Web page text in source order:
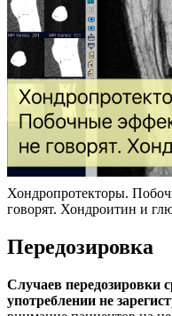
Хондропротекторы.
говорят. Хондроитин и
Передозировка
Случаев передозировки
употреблении не